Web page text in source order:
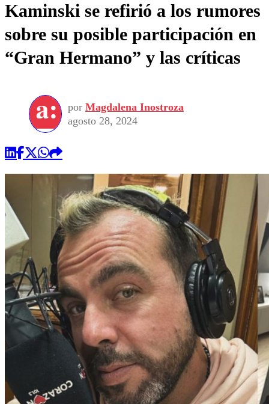
Kaminski se refirió a los rumores
sobre su posible participación en
“Gran Hermano” y las críticas
por Magdalena Inostroza
agosto 28, 2024